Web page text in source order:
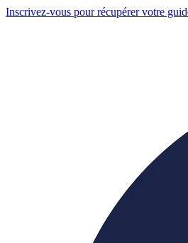
Inscrivez-vous pour récupérer votre